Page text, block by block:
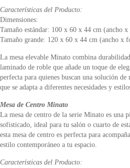
Características del Producto:
Dimensiones:
Tamaño estándar: 100 x 60 x 44 cm (ancho
Tamaño grande: 120 x 60 x 44 cm (ancho x
La mesa elevable Minato combina
laminado de roble que añade un toque de
perfecta para quienes buscan una solución
que se adapta a diferentes necesidades y
Mesa de Centro Minato
La mesa de centro de la serie Minato es una
sofisticado, ideal para tu salón o cuarto de
esta mesa de centro es perfecta para
estilo contemporáneo a tu espacio.
Características del Producto: